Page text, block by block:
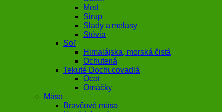
Med
Sirup
Slady a melasy
Stévia
Soľ
Himalájska, morská čistá
Ochutená
Tekuté Dochucovadlá
Ocot
Omáčky
Mäso
Bravčové mäso